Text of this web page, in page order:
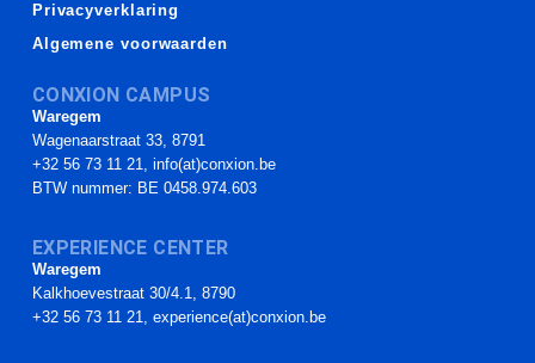
Privacyverklaring
Algemene voorwaarden
CONXION CAMPUS
Waregem
Wagenaarstraat 33, 8791
+32 56 73 11 21, info(at)conxion.be
BTW nummer: BE 0458.974.603
EXPERIENCE CENTER
Waregem
Kalkhoevestraat 30/4.1, 8790
+32 56 73 11 21, experience(at)conxion.be